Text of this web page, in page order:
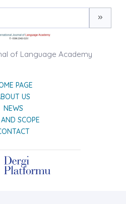
of Language Academy
PAGE
US
NEWS
SCOPE